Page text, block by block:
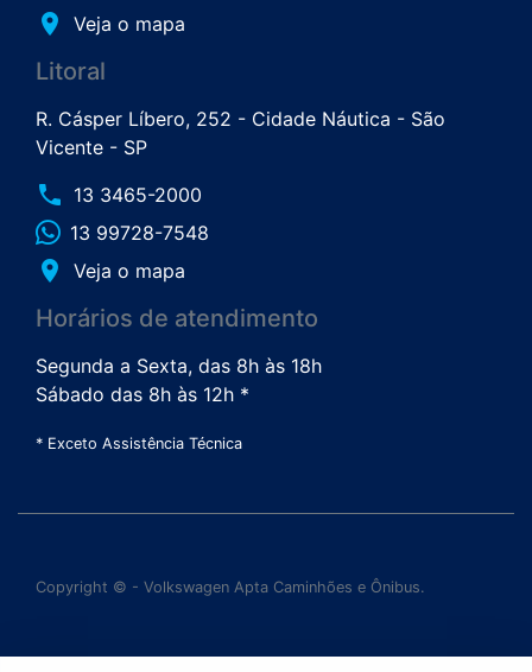
place Veja o mapa
Litoral
R. Cásper Líbero, 252 - Cidade Náutica - São
Vicente - SP
phone 13 3465-2000
13 99728-7548
place Veja o mapa
Horários de atendimento
Segunda a Sexta, das 8h às 18h
Sábado das 8h às 12h *
* Exceto Assistência Técnica
Copyright © - Volkswagen Apta Caminhões e Ônibus.